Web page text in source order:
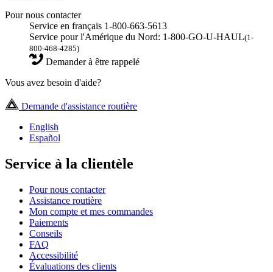
Pour nous contacter
Service en français 1-800-663-5613
Service pour l'Amérique du Nord: 1-800-GO-U-HAUL(1-
800-468-4285)
Demander à être rappelé
Vous avez besoin d'aide?
Demande d'assistance routière
English
Español
Service à la clientèle
Pour nous contacter
Assistance routière
Mon compte et mes commandes
Paiements
Conseils
FAQ
Accessibilité
Évaluations des clients